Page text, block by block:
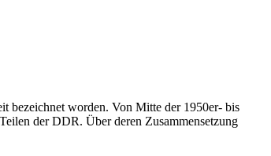
bezeichnet worden. Von Mitte der 1950er- bis
der DDR. Über deren Zusammensetzung